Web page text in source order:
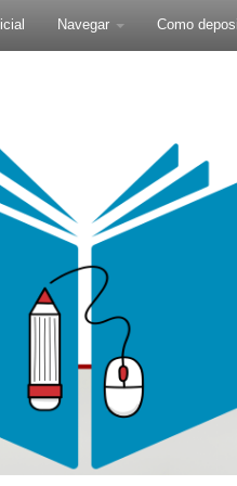
Navegar Como